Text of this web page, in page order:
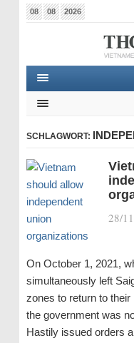
08 08 2026
SCHLAGWORT:
28/
On October 1, 2021,
simultaneously left
zones to return to
the government was
Hastily issued orders